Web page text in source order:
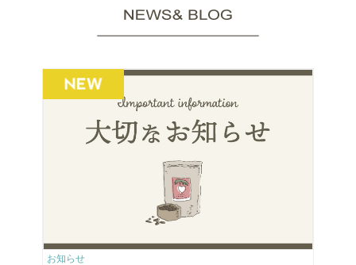
お知らせ